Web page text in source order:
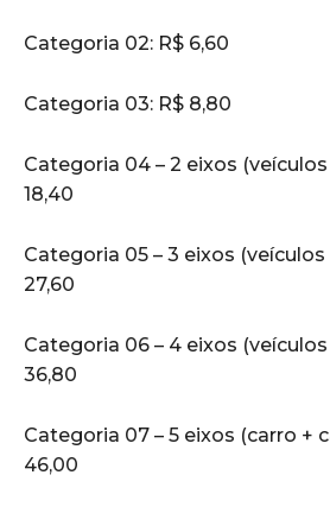
Categoria 02: R$ 6,60
Categoria 03: R$ 8,80
Categoria 04 – 2 eixos
18,40
Categoria 05 – 3 eixos
27,60
Categoria 06 – 4 eixos
36,80
Categoria 07 – 5 eixos (carro +
46,00